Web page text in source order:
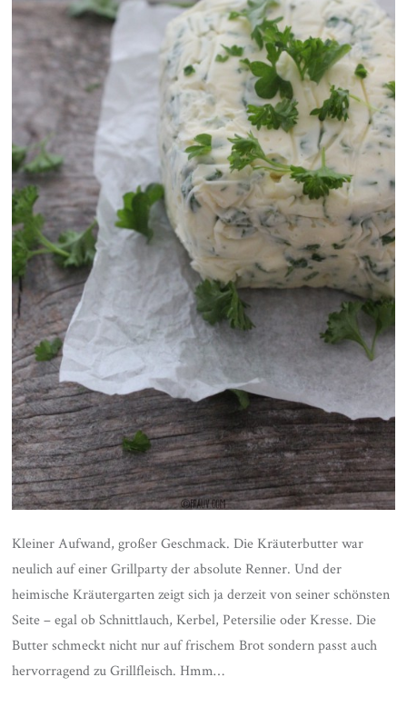
Kleiner Aufwand, großer Geschmack. Die Kräuterbutter war
neulich auf einer Grillparty der absolute Renner. Und der
heimische Kräutergarten zeigt sich ja derzeit von seiner schönsten
Seite – egal ob Schnittlauch, Kerbel, Petersilie oder Kresse. Die
Butter schmeckt nicht nur auf frischem Brot sondern passt auch
hervorragend zu Grillfleisch. Hmm…